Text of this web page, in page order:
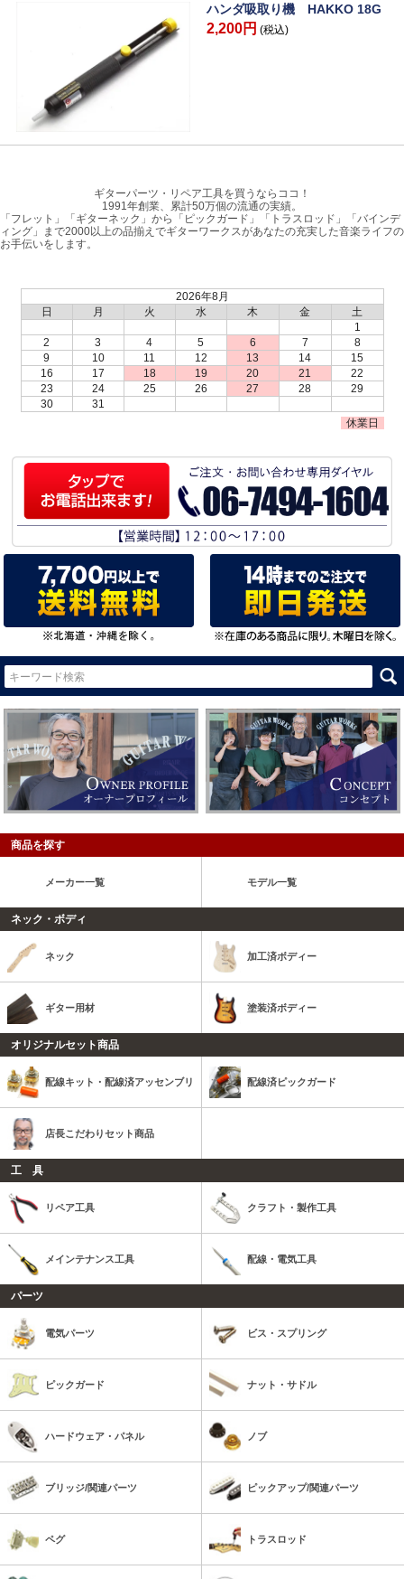
ハンダ吸取り機 HAKKO 18G
2,200円 (税込)
ギターパーツ・リペア工具を買うならココ！
1991年創業、累計50万個の流通の実績。
「フレット」「ギターネック」から「ピックガード」「トラスロッド」「バインデ
ィング」まで2000以上の品揃えでギターワークスがあなたの充実した音楽ライフの
お手伝いをします。
2026年8月
日
月 火 水 木 金
土
1
2
3 4 5 6 7
8
9
10 11 12 13 14
15
16
17 18 19 20 21
22
23
24 25 26 27 28
29
30
31
休業日
商品を探す
メーカー一覧 モデル一覧
ネック・ボディ
ネック 加工済ボディー
ギター用材 塗装済ボディー
オリジナルセット商品
配線キット・配線済アッセンブリ 配線済ピックガード
店長こだわりセット商品
工 具
リペア工具 クラフト・製作工具
メインテナンス工具 配線・電気工具
パーツ
電気パーツ ビス・スプリング
ピックガード ナット・サドル
ハードウェア・パネル ノブ
ブリッジ/関連パーツ ピックアップ/関連パーツ
ペグ トラスロッド